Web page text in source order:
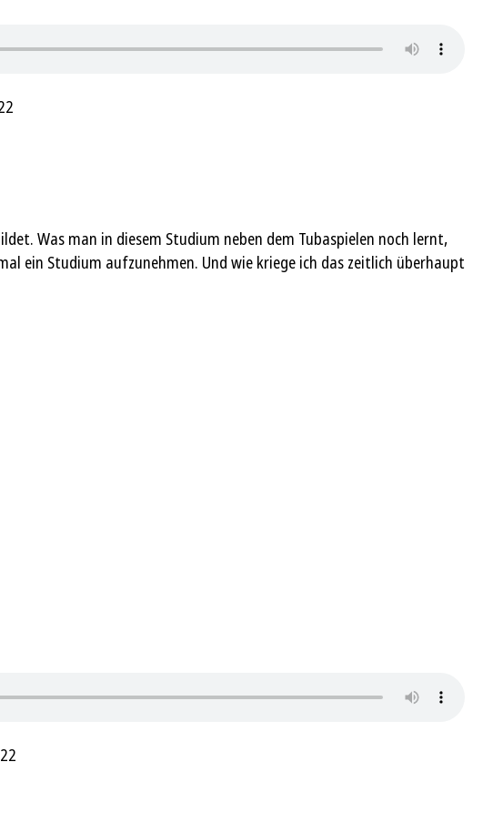
Was man in diesem Studium neben dem Tubaspielen noch lernt,
ein Studium aufzunehmen. Und wie kriege ich das zeitlich überhaupt